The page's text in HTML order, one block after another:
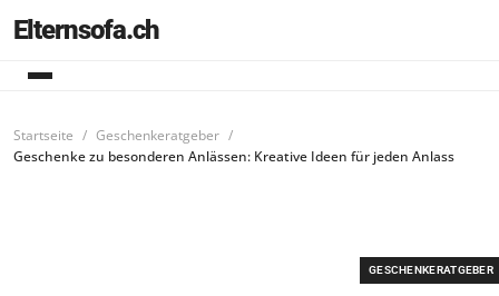
Elternsofa.ch
Startseite
Geschenkeratgeber
Geschenke zu besonderen Anlässen: Kreative Ideen für jeden Anlass
GESCHENKERATGEBER